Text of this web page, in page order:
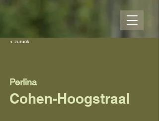
< zurück
Perlina
Cohen-Hoogstraal